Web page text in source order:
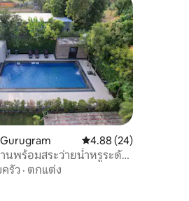
วิว
คะแนนเฉลี่ย 4.88 จาก
4.88 (24)
านพร้อมสระว่ายน้ำหรูระดับ
ในกุร์กาออน
รัว · ตกแต่ง